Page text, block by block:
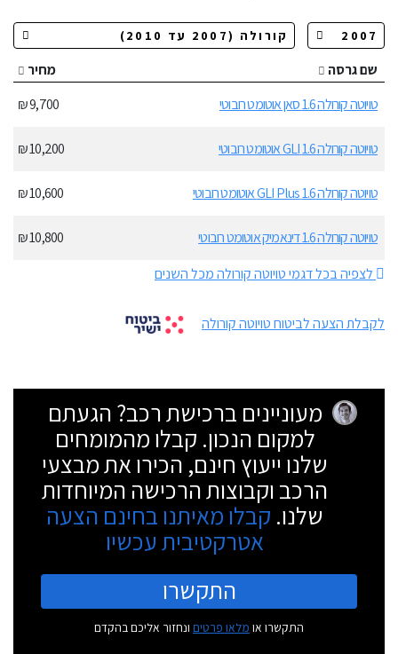
שם גרסה
מחיר
טויוטה קורולה 1.6 סאן אוטומט רובוטי
9,700 ₪
טויוטה קורולה 1.6 GLI אוטומט רובוטי 10,200 ₪
טויוטה קורולה 1.6 GLI Plus אוטומט רובוטי 10,600 ₪
טויוטה קורולה 1.6 דינאמיק אוטומט רובוטי
10,800 ₪
לצפיה בכל דגמי טויוטה קורולה מכל השנים
לקבלת הצעה לביטוח טויוטה קורולה
מעוניינים ברכישת רכב? הגעתם
למקום הנכון. קבלו מהמומחים
שלנו ייעוץ חינם, הכירו את מבצעי
הרכב וקבוצות הרכישה המיוחדות
שלנו. קבלו מאיתנו בחינם הצעה
אטרקטיבית עכשיו
התקשרו
התקשרו או מלאו פרטים ונחזור אליכם בהקדם